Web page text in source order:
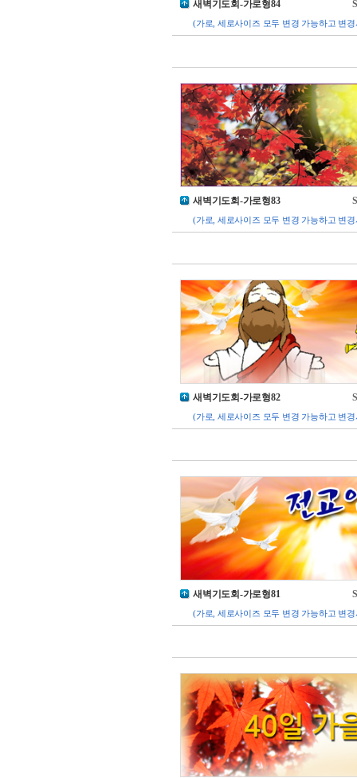
새벽기도회-가로형84
(가로, 세로사이즈 모두 변경 가능하고 변
새벽기도회-가로형83
(가로, 세로사이즈 모두 변경 가능하고 변
새벽기도회-가로형82
(가로, 세로사이즈 모두 변경 가능하고 변
새벽기도회-가로형81
(가로, 세로사이즈 모두 변경 가능하고 변